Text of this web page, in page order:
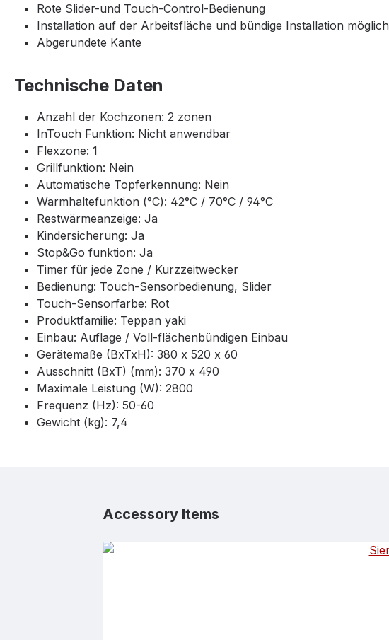
Rote Slider-und Touch-Control-Bedienung
Installation auf der Arbeitsfläche und bündige Installation möglich
Abgerundete Kante
Technische Daten
Anzahl der Kochzonen: 2 zonen
InTouch Funktion: Nicht anwendbar
Flexzone: 1
Grillfunktion: Nein
Automatische Topferkennung: Nein
Warmhaltefunktion (°C): 42°C / 70°C / 94°C
Restwärmeanzeige: Ja
Kindersicherung: Ja
Stop&Go funktion: Ja
Timer für jede Zone / Kurzzeitwecker
Bedienung: Touch-Sensorbedienung, Slider
Touch-Sensorfarbe: Rot
Produktfamilie: Teppan yaki
Einbau: Auflage / Voll-flächenbündigen Einbau
Gerätemaße (BxTxH): 380 x 520 x 60
Ausschnitt (BxT) (mm): 370 x 490
Maximale Leistung (W): 2800
Frequenz (Hz): 50-60
Gewicht (kg): 7,4
Produktgalerie überspringen
Accessory Items